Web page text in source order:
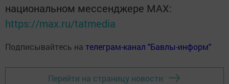
национальном мессенджере MАХ:
https://max.ru/tatmedia
Подписывайтесь на телеграм-канал "Бавлы-информ"
Перейти на страницу новости